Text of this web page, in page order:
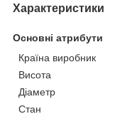
Характеристики
Основні атрибути
Країна виробник
Висота
Діаметр
Стан